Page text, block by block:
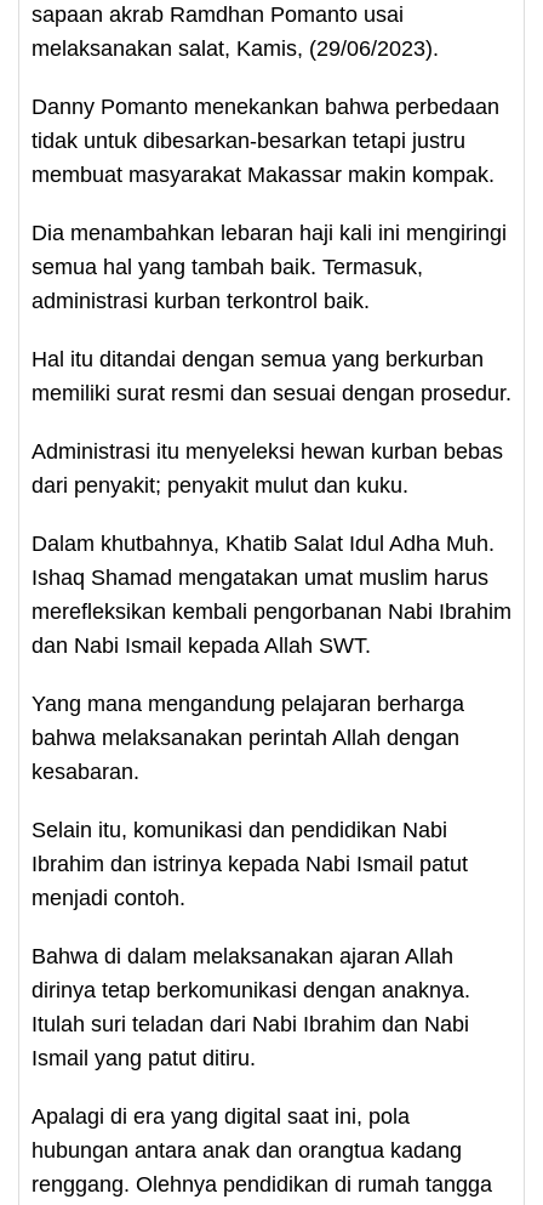
sapaan akrab Ramdhan Pomanto usai
melaksanakan salat, Kamis, (29/06/2023).
Danny Pomanto menekankan bahwa perbedaan
tidak untuk dibesarkan-besarkan tetapi justru
membuat masyarakat Makassar makin kompak.
Dia menambahkan lebaran haji kali ini mengiringi
semua hal yang tambah baik. Termasuk,
administrasi kurban terkontrol baik.
Hal itu ditandai dengan semua yang berkurban
memiliki surat resmi dan sesuai dengan prosedur.
Administrasi itu menyeleksi hewan kurban bebas
dari penyakit; penyakit mulut dan kuku.
Dalam khutbahnya, Khatib Salat Idul Adha Muh.
Ishaq Shamad mengatakan umat muslim harus
merefleksikan kembali pengorbanan Nabi Ibrahim
dan Nabi Ismail kepada Allah SWT.
Yang mana mengandung pelajaran berharga
bahwa melaksanakan perintah Allah dengan
kesabaran.
Selain itu, komunikasi dan pendidikan Nabi
Ibrahim dan istrinya kepada Nabi Ismail patut
menjadi contoh.
Bahwa di dalam melaksanakan ajaran Allah
dirinya tetap berkomunikasi dengan anaknya.
Itulah suri teladan dari Nabi Ibrahim dan Nabi
Ismail yang patut ditiru.
Apalagi di era yang digital saat ini, pola
hubungan antara anak dan orangtua kadang
renggang. Olehnya pendidikan di rumah tangga